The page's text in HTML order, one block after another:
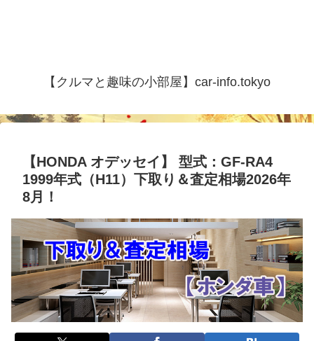
【クルマと趣味の小部屋】car-info.tokyo
【HONDA オデッセイ】 型式：GF-RA4
1999年式（H11）下取り＆査定相場2026年
8月！